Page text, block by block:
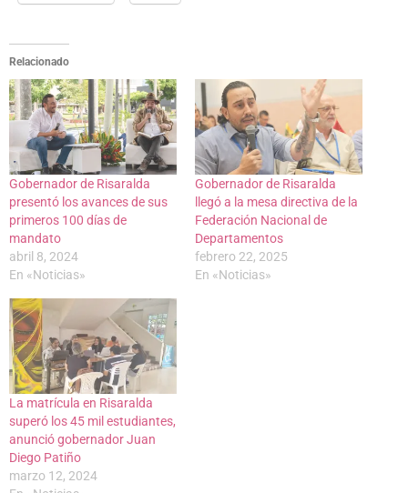
Relacionado
Gobernador de Risaralda
presentó los avances de sus
primeros 100 días de
mandato
abril 8, 2024
En «Noticias»
Gobernador de Risaralda
llegó a la mesa directiva de la
Federación Nacional de
Departamentos
febrero 22, 2025
En «Noticias»
La matrícula en Risaralda
superó los 45 mil estudiantes,
anunció gobernador Juan
Diego Patiño
marzo 12, 2024